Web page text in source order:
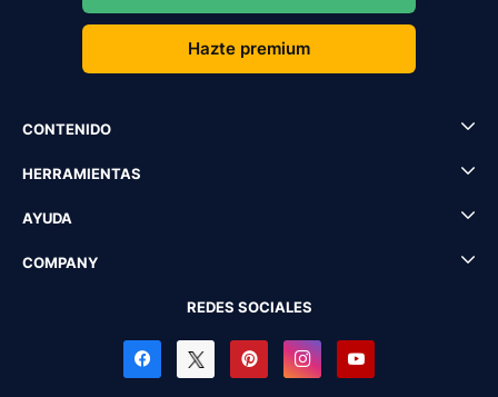
Hazte premium
CONTENIDO
HERRAMIENTAS
AYUDA
COMPANY
REDES SOCIALES